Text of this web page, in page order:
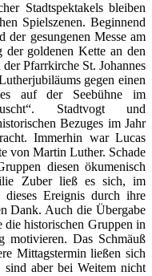
Stadtspektakels bleiben
Spielszenen. Beginnend
der gesungenen Messe am
der goldenen Kette an den
Pfarrkirche St. Johannes
gegen einen
auf der Seebühne im
Stadtvogt und
Bezuges im Jahr
Immerhin war Lucas
von Martin Luther. Schade
diesen ökumenisch
Zuber ließ es sich, im
dieses Ereignis durch ihre
Dank. Auch die Übergabe
die historischen Gruppen in
motivieren. Das Schmäuß
Mittagstermin ließen sich
sind aber bei Weitem nicht